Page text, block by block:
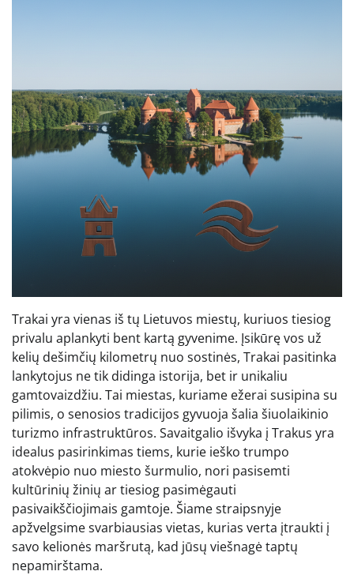
Trakai yra vienas iš tų Lietuvos miestų, kuriuos tiesiog
privalu aplankyti bent kartą gyvenime. Įsikūrę vos už
kelių dešimčių kilometrų nuo sostinės, Trakai pasitinka
lankytojus ne tik didinga istorija, bet ir unikaliu
gamtovaizdžiu. Tai miestas, kuriame ežerai susipina su
pilimis, o senosios tradicijos gyvuoja šalia šiuolaikinio
turizmo infrastruktūros. Savaitgalio išvyka į Trakus yra
idealus pasirinkimas tiems, kurie ieško trumpo
atokvėpio nuo miesto šurmulio, nori pasisemti
kultūrinių žinių ar tiesiog pasimėgauti
pasivaikščiojimais gamtoje. Šiame straipsnyje
apžvelgsime svarbiausias vietas, kurias verta įtraukti į
savo kelionės maršrutą, kad jūsų viešnagė taptų
nepamirštama.